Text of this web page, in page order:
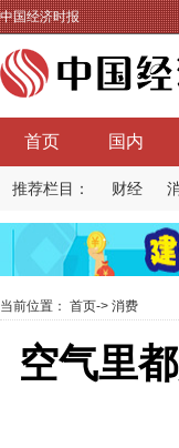
中国经济时报
首页 国内
推荐栏目： 财经
当前位置： 首页-> 消费
空气里